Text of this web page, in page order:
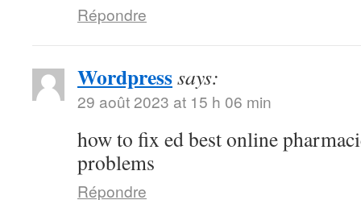
Répondre
Wordpresssays:
29 août 2023 at 15 h 06 min
how to fix ed best online
problems
Répondre